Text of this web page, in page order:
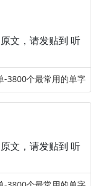
文，请发贴到 听
-3800个最常用的单字
文，请发贴到 听